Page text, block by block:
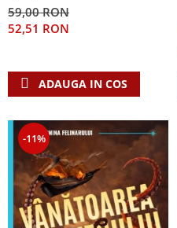
59,00 RON
52,51 RON
ADAUGA IN COS
-11%